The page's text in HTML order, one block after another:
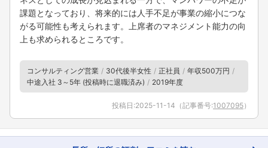
フォローしました
こちらの企業もフォローしませんか？
課題となっており、将来的には人手不足が事業の縮小につな
がる可能性も考えられます。上席者のマネジメント能力の向
上も求められるところです。
コンサルティング営業 30代後半女性 正社員
年収500万円
中途入社 3～5年 (投稿時に退職済み)
2019年度
投稿日:2025-11-14 （記事番号:1007095）